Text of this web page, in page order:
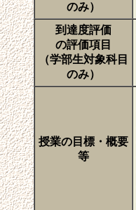
のみ）
到達度評価
の評価項目
（学部生対象科目
のみ）
授業の目標・概要
等